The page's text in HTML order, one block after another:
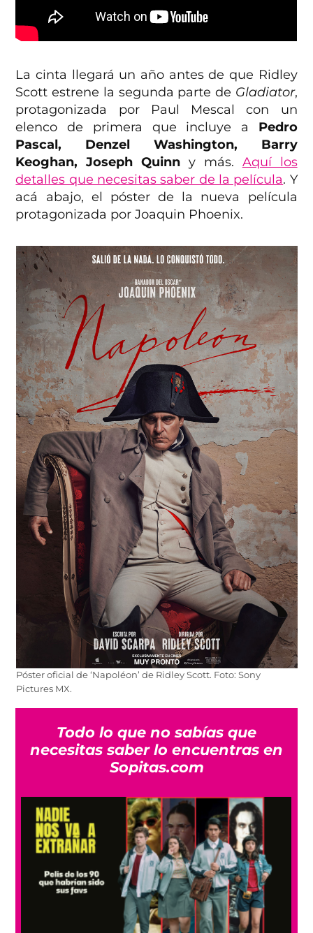
La cinta llegará un año antes de que Ridley
Scott estrene la segunda parte de Gladiator,
protagonizada por Paul Mescal con un
elenco de primera que incluye a Pedro
Pascal, Denzel Washington, Barry
Keoghan, Joseph Quinn y más. Aquí los
detalles que necesitas saber de la película. Y
acá abajo, el póster de la nueva película
protagonizada por Joaquin Phoenix.
Póster oficial de ‘Napoléon’ de Ridley Scott. Foto: Sony
Pictures MX.
Todo lo que no sabías que
necesitas saber lo encuentras en
Sopitas.com